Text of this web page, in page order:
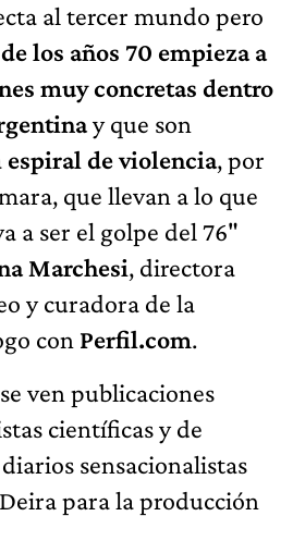
al tercer mundo pero
los años 70 empieza a
muy concretas dentro
y que son
espiral de violencia, por
que llevan a lo que
a ser el golpe del 76"
Marchesi, directora
y curadora de la
con Perfil.com.
ven publicaciones
científicas y de
sensacionalistas
para la producción